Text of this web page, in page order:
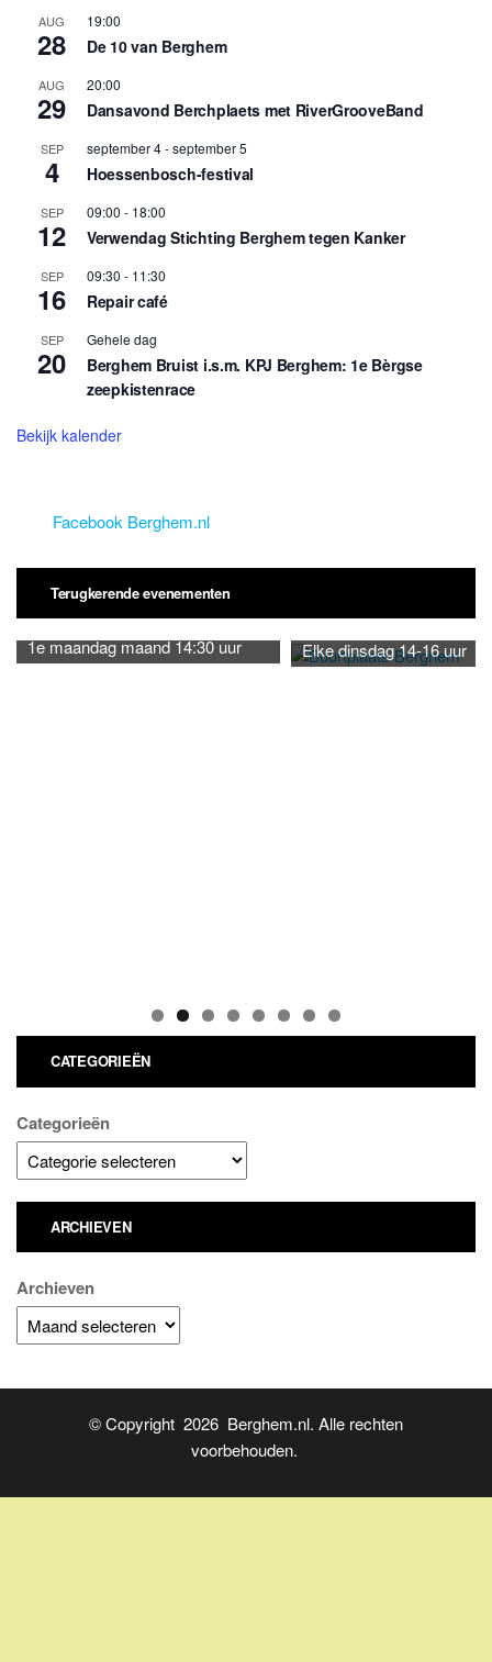
AUG
28
19:00
De 10 van Berghem
AUG
29
20:00
Dansavond Berchplaets met RiverGrooveBand
SEP
4
september 4-september 5
Hoessenbosch-festival
SEP
12
09:00 - 18:00
Verwendag Stichting Berghem tegen Kanker
SEP
16
09:30 - 11:30
Repair café
SEP
20
Gehele dag
Berghem Bruist i.s.m. KPJ Berghem: 1e Bèrgse
zeepkistenrace
Bekijk kalender
Facebook Berghem.nl
Terugkerende evenementen
1e maandag maand 14:30 uur Elke dinsdag 14-16 uur
CATEGORIEËN
Categorieën
ARCHIEVEN
Archieven
© Copyright 2026 Berghem.nl. Alle rechten
voorbehouden.